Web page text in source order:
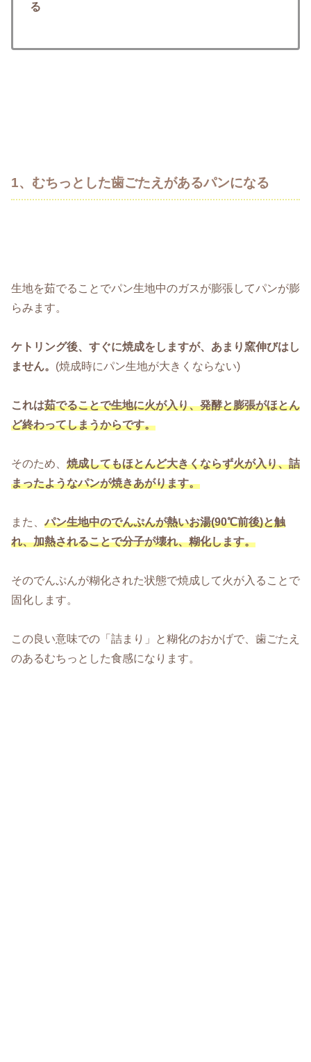
る
1、むちっとした歯ごたえがあるパンになる
生地を茹でることでパン生地中のガスが膨張してパンが膨
らみます。
ケトリング後、すぐに焼成をしますが、あまり窯伸びはし
ません。 (焼成時にパン生地が大きくならない)
これは茹でることで生地に火が入り、発酵と膨張がほとん
ど終わってしまうからです。
そのため、 焼成してもほとんど大きくならず火が入り、詰
まったようなパンが焼きあがります。
また、 パン生地中のでんぷんが熱いお湯(90℃前後)と触
れ、加熱されることで分子が壊れ、糊化します。
そのでんぷんが糊化された状態で焼成して火が入ることで
固化します。
この良い意味での「詰まり」と糊化のおかげで、歯ごたえ
のあるむちっとした食感になります。